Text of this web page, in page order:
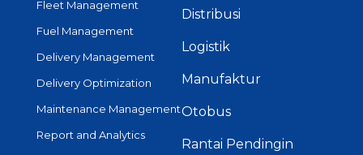
Fleet Management
Fuel Management
Delivery Management
Delivery Optimization
Maintenance Management
Report and Analytics
Distribusi
Logistik
Manufaktur
Otobus
Rantai Pendingin